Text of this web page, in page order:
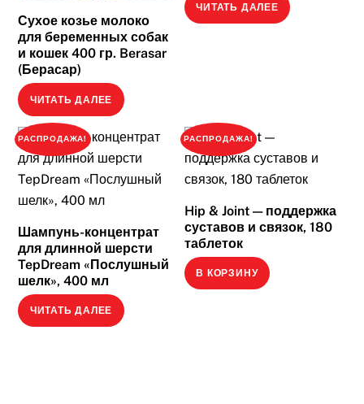
Сухое козье молоко
для беременных собак
и кошек 400 гр. Berasar
(Берасар)
ЧИТАТЬ ДАЛЕЕ
ЧИТАТЬ ДАЛЕЕ
РАСПРОДАЖА!
Шампунь-концентрат
для длинной шерсти
TepDream «Послушный
шелк», 400 мл
ЧИТАТЬ ДАЛЕЕ
РАСПРОДАЖА!
Hip & Joint — поддержка
суставов и связок, 180
таблеток
В КОРЗИНУ